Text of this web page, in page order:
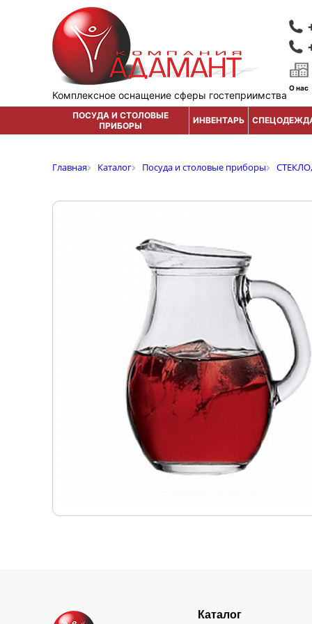
Комплексное оснащение сферы гостеприимства
О нас
ПОСУДА И СТОЛОВЫЕ
ПРИБОРЫ
ИНВЕНТАРЬ
Главная Каталог Посуда и столовые приборы
Каталог